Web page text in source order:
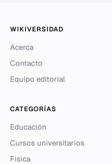
WIKIVERSIDAD
Acerca
Contacto
Equipo editorial
CATEGORÍAS
Educación
Cursos universitarios
Física